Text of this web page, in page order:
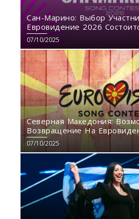
Сан-Марино: Выбор
Евровидение 2026
07/10/2025
Северная Македония:
Возвращение На
07/10/2025